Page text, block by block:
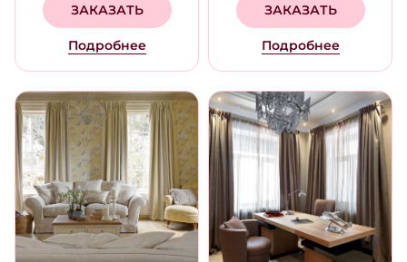
ЗАКАЗАТЬ
Подробнее
ЗАКАЗАТЬ
Подробнее